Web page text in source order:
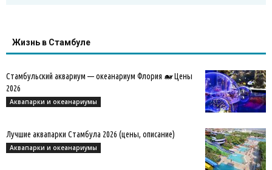
Жизнь в Стамбуле
Стамбульский аквариум — океанариум Флория 🐋 Цены
2026
Аквапарки и океанариумы
Лучшие аквапарки Стамбула 2026 (цены, описание)
Аквапарки и океанариумы